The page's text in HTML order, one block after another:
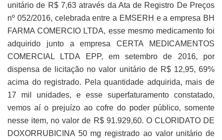
unitário de R$ 7,63 através da Ata de Registro De Preços
nº 052/2016, celebrada entre a EMSERH e a empresa BH
FARMA COMERCIO LTDA, esse mesmo medicamento foi
adquirido junto a empresa CERTA MEDICAMENTOS
COMERCIAL LTDA EPP, em setembro de 2016, por
dispensa de licitação no valor unitário de R$ 12,95, 69%
acima do registrado. Pela quantidade adquirida, mais de
17 mil unidades, e esse superfaturamento constatado,
vemos aí o prejuízo ao cofre do poder público, somente
nesse item, no valor de R$ 91.929,60. O CLORIDATO DE
DOXORRUBICINA 50 mg registrado ao valor unitário de